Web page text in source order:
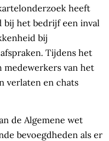
heeft
bij het bedrijf een inval
bij
Tijdens het
medewerkers van het
verlaten en chats
de Algemene wet
bevoegdheden als er